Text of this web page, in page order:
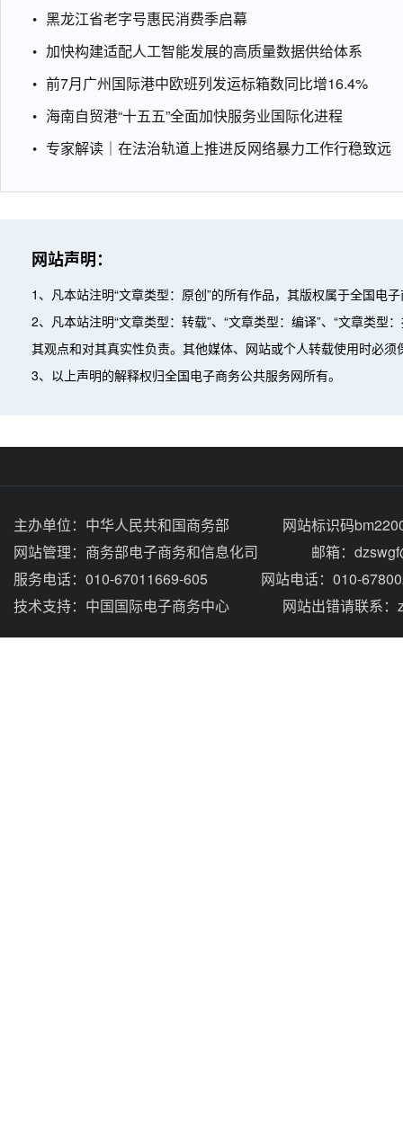
黑龙江省老字号惠民消费季启幕
加快构建适配人工智能发展的高质量数据供给体系
前7月广州国际港中欧班列发运标箱数同比增16.4%
海南自贸港“十五五”全面加快服务业国际化进程
专家解读｜在法治轨道上推进反网络暴力工作行稳致远
网站声明：
1、凡本站注明“文章类型：原创”的所有作品，其版权属于全国电
2、凡本站注明“文章类型：转载”、“文章类型：编译”、“文章类
其观点和对其真实性负责。其他媒体、网站或个人转载使用时必
3、以上声明的解释权归全国电子商务公共服务网所有。
主办单位： 中华人民共和国商务部
网站标识码
网站管理： 商务部电子商务和信息化司
邮箱：
服务电话：010-67011669-605
网站电话：010-
技术支持： 中国国际电子商务中心 网站出错请联系